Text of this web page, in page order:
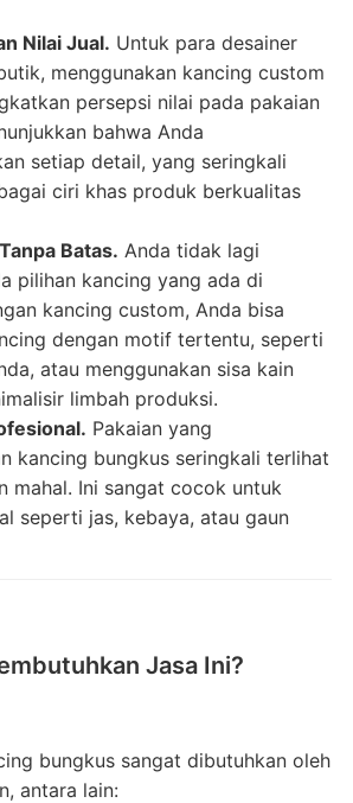
Nilai Jual. Untuk para desainer
menggunakan kancing custom
persepsi nilai pada pakaian
bahwa Anda
setiap detail, yang seringkali
ciri khas produk berkualitas
Batas. Anda tidak lagi
pilihan kancing yang ada di
kancing custom, Anda bisa
dengan motif tertentu, seperti
atau menggunakan sisa kain
limbah produksi.
Pakaian yang
kancing bungkus seringkali terlihat
mahal. Ini sangat cocok untuk
seperti jas, kebaya, atau gaun
Jasa Ini?
bungkus sangat dibutuhkan oleh
antara lain: